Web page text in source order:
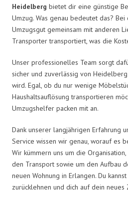
Heidelberg bietet dir eine günstige
Umzug. Was genau bedeutet das?
Umzugsgut gemeinsam mit anderen
Transporter transportiert, was die
Unser professionelles Team sorgt
sicher und zuverlässig von
wird. Egal, ob du nur wenige
Haushaltsauflösung transportieren
Umzugshelfer packen mit an.
Dank unserer langjährigen Erfahrung
Service wissen wir genau, worauf es
Wir kümmern uns um die Organisation,
den Transport sowie um den Aufbau
neuen Wohnung in Erlangen. Du
zurücklehnen und dich auf dein neues